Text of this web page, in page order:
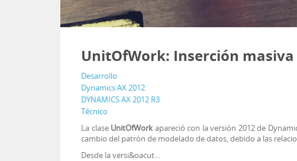
UnitOfWork: Inserción masiva
Desarrollo
Dynamics AX 2012
DYNAMICS AX 2012 R3
Técnico
La clase UnitOfWork apareció con la versión 2012 de
cambio del patrón de modelado de datos, debido a las
Desde la versi&oacut...